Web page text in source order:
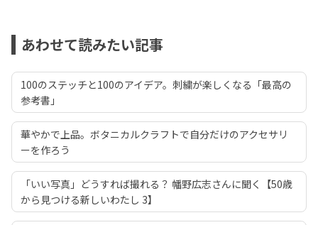
あわせて読みたい記事
100のステッチと100のアイデア。刺繍が楽しくなる「最高の
参考書」
華やかで上品。ボタニカルクラフトで自分だけのアクセサリ
ーを作ろう
「いい写真」どうすれば撮れる？ 幡野広志さんに聞く【50歳
から見つける新しいわたし 3】